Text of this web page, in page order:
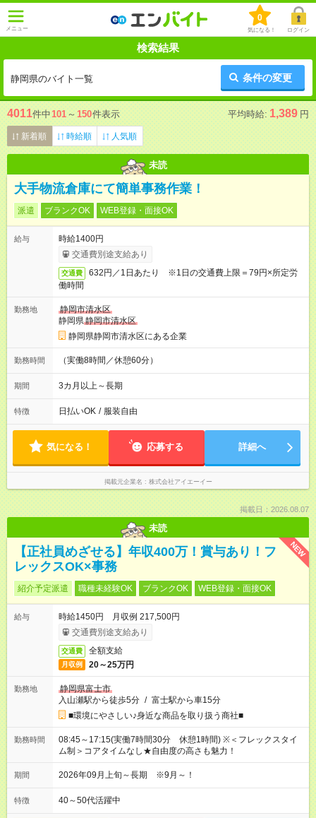
メニュー
0
気になる！ ログイン
検索結果
静岡県のバイト一覧 条件の変更
4011件中101 ～ 150件表示 平均時給: 1,389 円
新着順 時給順 人気順
未読
大手物流倉庫にて簡単事務作業！
派遣 ブランクOK WEB登録・面接OK
給与
時給1400円
交通費別途支給あり
交通費
632円／1日あたり ※1日の交通費上限＝79円×所定労
働時間
勤務地
静岡市清水区
静岡県静岡市清水区
静岡県静岡市清水区にある企業
勤務時間 （実働8時間／休憩60分）
期間 3カ月以上～長期
特徴 日払いOK / 服装自由
気になる！ 応募する 詳細へ
掲載元企業名 株式会社アイエーイー
掲載日：2026.08.07
未読
NEW
【正社員めざせる】年収400万！賞与あり！フ
レックスOK×事務
紹介予定派遣 職種未経験OK ブランクOK WEB登録・面接OK
給与
時給1450円 月収例 217,500円
交通費別途支給あり
交通費 全額支給
月収例 20～25万円
勤務地
静岡県富士市
入山瀬駅から徒歩5分 / 富士駅から車15分
■環境にやさしい♪身近な商品を取り扱う商社■
勤務時間
08:45～17:15(実働7時間30分 休憩1時間) ※＜フレックスタイ
ム制＞コアタイムなし★自由度の高さも魅力！
期間 2026年09月上旬～長期 ※9月～！
特徴 40～50代活躍中